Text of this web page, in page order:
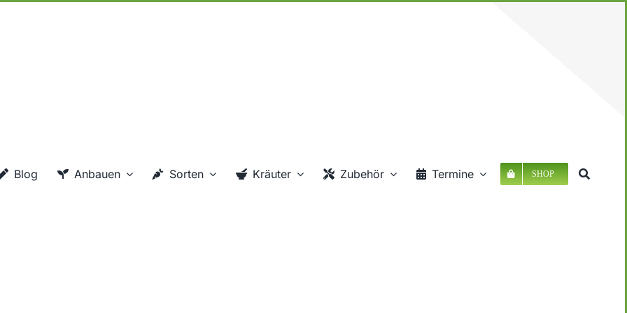
Blog Anbauen Sorten Kräuter Zubehör Termine SHOP